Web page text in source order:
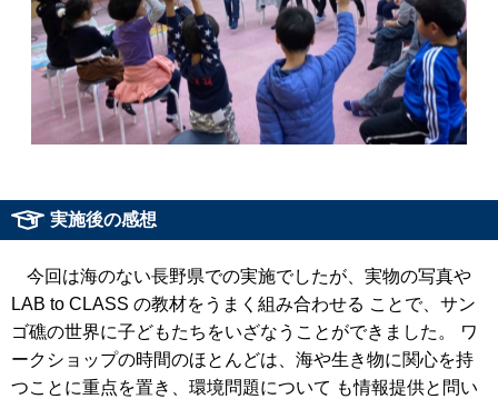
実施後の感想
今回は海のない⻑野県での実施でしたが、実物の写真や
LAB to CLASS の教材をうまく組み合わせる ことで、サン
ゴ礁の世界に⼦どもたちをいざなうことができました。 ワ
ークショップの時間のほとんどは、海や⽣き物に関⼼を持
つことに重点を置き、環境問題について も情報提供と問い